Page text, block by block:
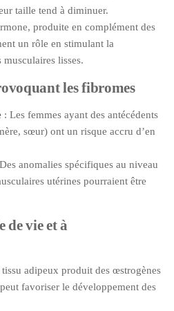
taille tend à diminuer.
produite en complément des
un rôle en stimulant la
lisses.
les fibromes
: Les femmes ayant des antécédents
sœur) ont un risque accru d’en
anomalies spécifiques au niveau
utérines pourraient être
de vie et à
tissu adipeux produit des œstrogènes
favoriser le développement des